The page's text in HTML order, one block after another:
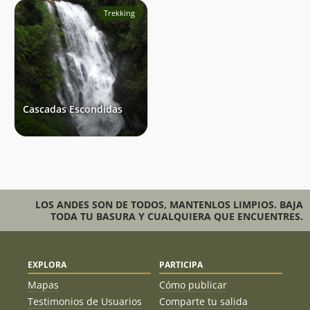
Trekking
Cascadas Escondidas
LOS ANDES SON DE TODOS, MANTENLOS LIMPIOS. BAJA
TODA TU BASURA Y CUALQUIERA QUE ENCUENTRES.
EXPLORA
Mapas
Testimonios de Usuarios
PARTICIPA
Cómo publicar
Comparte tu salida